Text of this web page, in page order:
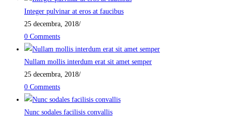
Integer pulvinar at eros at faucibus
25 decembra, 2018/
0 Comments
Nullam mollis interdum erat sit amet semper
25 decembra, 2018/
0 Comments
Nunc sodales facilisis convallis